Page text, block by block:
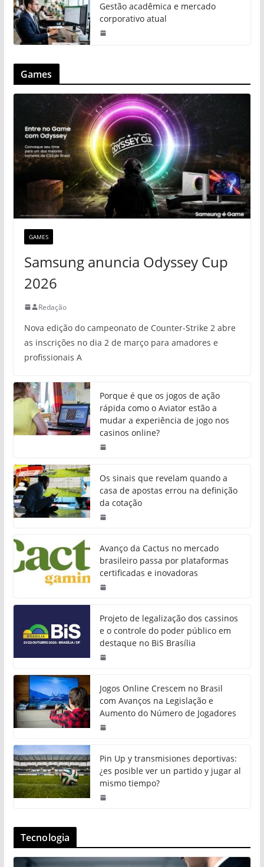
Gestão acadêmica e mercado
corporativo atual
Games
GAMES
Samsung anuncia Odyssey Cup
2026
Redação
Nova edição do campeonato de Counter-Strike 2 abre
as inscrições no dia 2 de março para amadores e
profissionais A
Porque é que os jogos de ação
rápida como o Aviator estão a
mudar a experiência de jogo nos
casinos online?
Os sinais que revelam quando a
casa de apostas errou na definição
da cotação
Avanço da Cactus no mercado
brasileiro passa por plataformas
certificadas e inovadoras
Projeto de legalização dos cassinos
e o controle do poder público em
destaque no BiS Brasília
Jogos Online Crescem no Brasil
com Avanços na Legislação e
Aumento do Número de Jogadores
Pin Up y transmisiones deportivas:
¿es posible ver un partido y jugar al
mismo tiempo?
Tecnologia